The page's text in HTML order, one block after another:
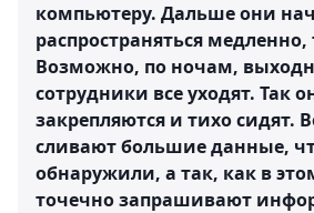
компьютеру. Дальше они
распространяться медленно,
Возможно, по ночам,
сотрудники все уходят. Так
закрепляются и тихо сидят.
сливают большие данные,
обнаружили, а так, как в
точечно запрашивают